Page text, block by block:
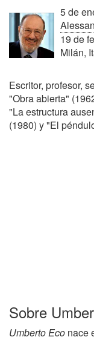
5 de
19 de
Milán,
Escritor, profesor,
"Obra abierta"
"La estructura
(1980) y "El
Sobre
Umberto Eco nace